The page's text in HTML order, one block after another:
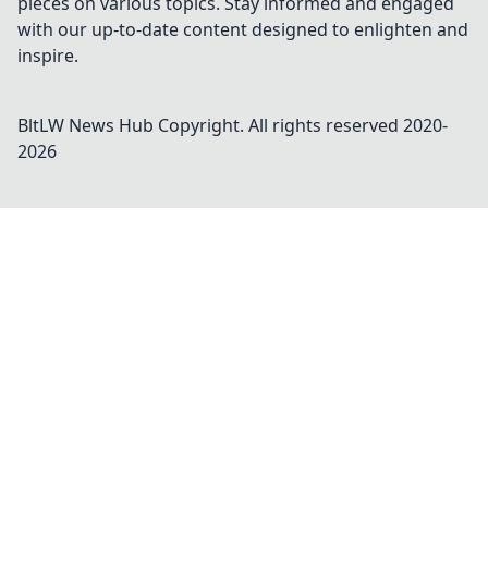
with our up-to-date content designed to enlighten and
inspire.
BltLW News Hub Copyright. All rights reserved 2020-
2026